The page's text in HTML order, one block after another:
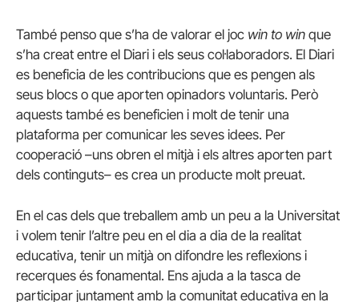
També penso que s’ha de valorar el joc win to win que
s’ha creat entre el Diari i els seus col·laboradors. El Diari
es beneficia de les contribucions que es pengen als
seus blocs o que aporten opinadors voluntaris. Però
aquests també es beneficien i molt de tenir una
plataforma per comunicar les seves idees. Per
cooperació –uns obren el mitjà i els altres aporten part
dels continguts– es crea un producte molt preuat.
En el cas dels que treballem amb un peu a la Universitat
i volem tenir l’altre peu en el dia a dia de la realitat
educativa, tenir un mitjà on difondre les reflexions i
recerques és fonamental. Ens ajuda a la tasca de
participar juntament amb la comunitat educativa en la